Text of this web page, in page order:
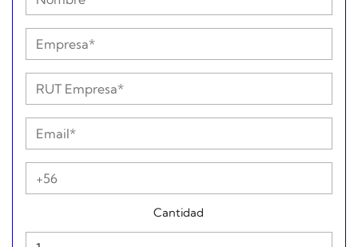
Cantidad